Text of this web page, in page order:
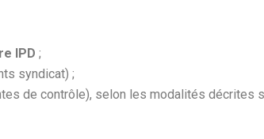
IPD ;
syndicat) ;
de contrôle), selon les modalités décrites